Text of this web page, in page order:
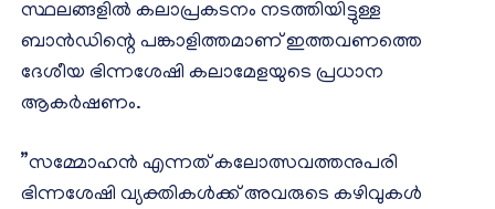
സ്ഥലങ്ങളിൽ കലാപ്രകടനം നടത്തിയിട്ടുള്ള
ബാൻഡിന്റെ പങ്കാളിത്തമാണ് ഇത്തവണത്തെ
ദേശീയ ഭിന്നശേഷി കലാമേളയുടെ പ്രധാന
ആകർഷണം.
”സമ്മോഹന്‍ എന്നത് കലോത്സവത്തനുപരി
ഭിന്നശേഷി വ്യക്തികള്‍ക്ക് അവരുടെ കഴിവുകള്‍